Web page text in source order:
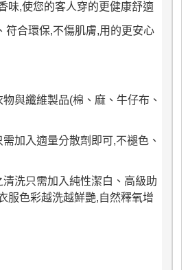
味,使您的客人穿的更健康舒適
符合環保,不傷肌膚,用的更安心
與纖維製品(棉、麻、牛仔布、
加入適量分散劑即可,不褪色、
洗只需加入純性潔白、高級助
服色彩越洗越鮮艷,自然釋氧增